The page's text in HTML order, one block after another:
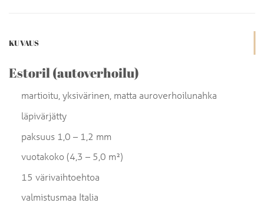
KUVAUS
Estoril (autoverhoilu)
martioitu, yksivärinen, matta auroverhoilunahka
läpivärjätty
paksuus 1,0 – 1,2 mm
vuotakoko (4,3 – 5,0 m²)
15 värivaihtoehtoa
valmistusmaa Italia